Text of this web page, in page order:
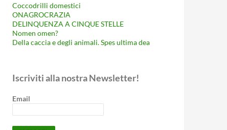
Coccodrilli domestici
ONAGROCRAZIA
DELINQUENZA A CINQUE STELLE
Nomen omen?
Della caccia e degli animali. Spes ultima dea
Iscriviti alla nostra Newsletter!
Email